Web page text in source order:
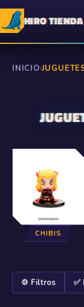
HIRO
INICIO›
CHIBIS
⚙️ Filtros ✅